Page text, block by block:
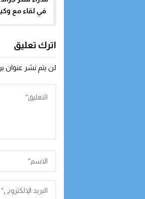
في لقاء مع
اترك تعليق
لن يتم نشر عنوان